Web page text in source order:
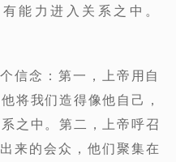
能力进入关系之中。
信念：第一，上帝用自
将我们造得像他自己，
之中。第二，上帝呼召
来的会众，他们聚集在